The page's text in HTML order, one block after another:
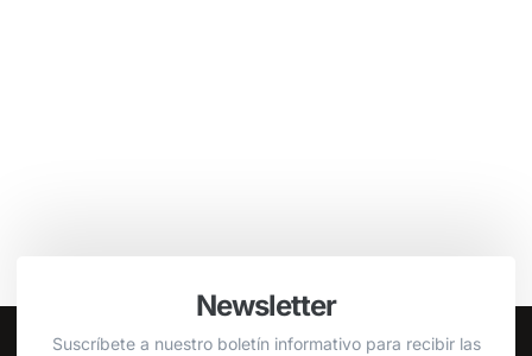
Newsletter
Suscríbete a nuestro boletín informativo para recibir las